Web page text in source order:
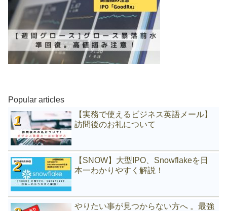
Popular articles
【実務で使えるビジネス英語メール】
訪問後のお礼について
【SNOW】大型IPO、Snowflakeを日
本一わかりやすく解説！
やりたい事が見つからない方へ 。最強